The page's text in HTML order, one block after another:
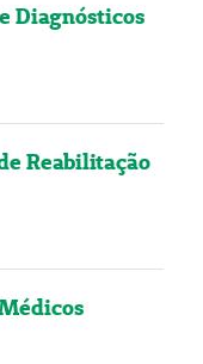
Diagnósticos
Reabilitação